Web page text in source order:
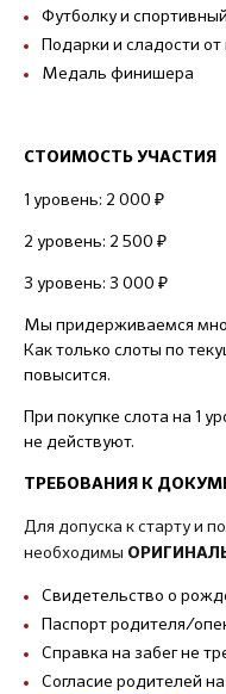
Футболку и
Подарки и сладости
Медаль финишера
СТОИМОСТЬ УЧАСТИЯ
1 уровень: 2 000 ₽
2 уровень: 2 500 ₽
3 уровень: 3 000 ₽
Мы придерживаемся
Как только слоты по
повысится.
При покупке слота на 1
не действуют.
ТРЕБОВАНИЯ К
Для допуска к старту и
необходимы
Свидетельство о
Паспорт родителя/
Справка на забег не
Согласие родителей